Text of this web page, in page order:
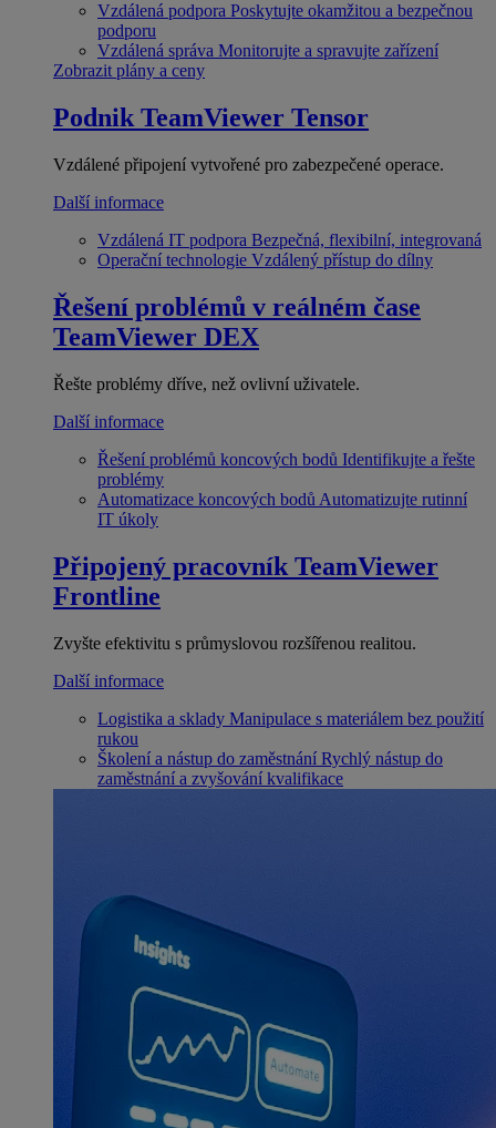
Vzdálená podpora Poskytujte okamžitou a bezpečnou
podporu
Vzdálená správa Monitorujte a spravujte zařízení
Zobrazit plány a ceny
Podnik TeamViewer Tensor
Vzdálené připojení vytvořené pro zabezpečené operace.
Další informace
Vzdálená IT podpora Bezpečná, flexibilní, integrovaná
Operační technologie Vzdálený přístup do dílny
Řešení problémů v reálném čase
TeamViewer DEX
Řešte problémy dříve, než ovlivní uživatele.
Další informace
Řešení problémů koncových bodů Identifikujte a řešte
problémy
Automatizace koncových bodů Automatizujte rutinní
IT úkoly
Připojený pracovník TeamViewer
Frontline
Zvyšte efektivitu s průmyslovou rozšířenou realitou.
Další informace
Logistika a sklady Manipulace s materiálem bez použití
rukou
Školení a nástup do zaměstnání Rychlý nástup do
zaměstnání a zvyšování kvalifikace